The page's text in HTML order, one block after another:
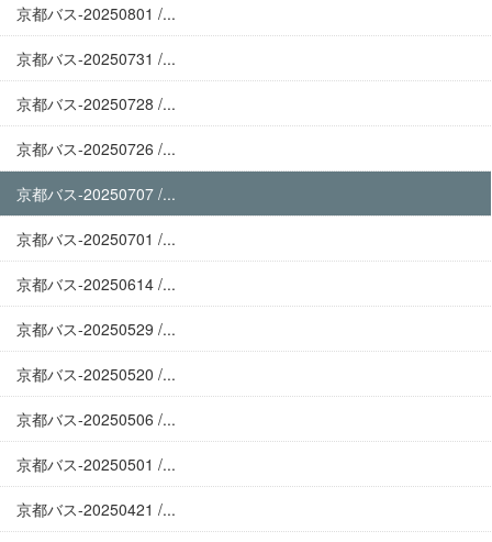
京都バス-20250801 /...
京都バス-20250731 /...
京都バス-20250728 /...
京都バス-20250726 /...
京都バス-20250707 /...
京都バス-20250701 /...
京都バス-20250614 /...
京都バス-20250529 /...
京都バス-20250520 /...
京都バス-20250506 /...
京都バス-20250501 /...
京都バス-20250421 /...